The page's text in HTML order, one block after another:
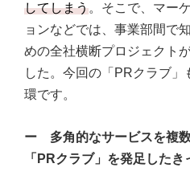
してしまう。そこで、マー
ョンなどでは、事業部間で
めの全社横断プロジェクト
した。今回の「PRクラブ
環です。
ー 多角的なサービスを複数
「PRクラブ」を発足したき